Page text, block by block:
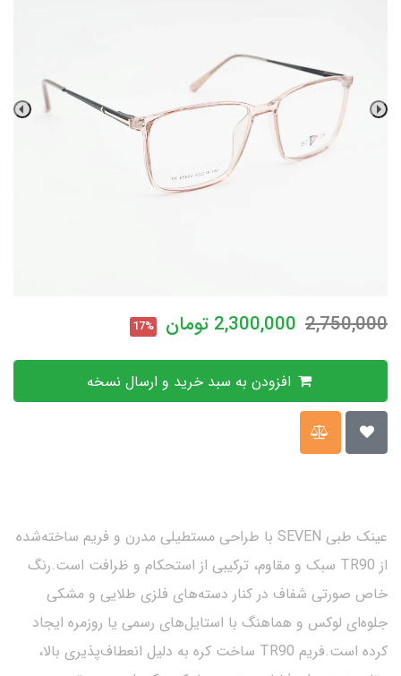
2,750,000
2,300,000 تومان 17%
عینک طبی SEVEN با طراحی مستطیلی مدرن و فریم ساخته‌شده
از TR90 سبک و مقاوم، ترکیبی از استحکام و ظرافت است.رنگ
خاص صورتی شفاف در کنار دسته‌های فلزی طلایی و مشکی
جلوه‌ای لوکس و هماهنگ با استایل‌های رسمی یا روزمره ایجاد
کرده است.فریم TR90 ساخت کره به دلیل انعطاف‌پذیری بالا،